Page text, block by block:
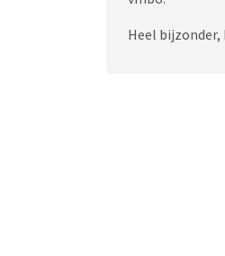
Heel bijzonder,